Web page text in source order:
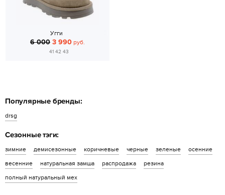
Угги
6 000 3 990 руб.
41 42 43
Популярные бренды:
drsg
Сезонные тэги:
зимние демисезонные коричневые черные зеленые
осенние
весенние
натуральная замша распродажа
резина
полный натуральный мех